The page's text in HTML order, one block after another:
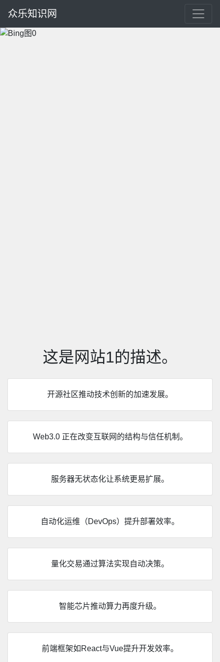
众乐知识网
这是网站1的描述。
开源社区推动技术创新的加速发展。
Web3.0 正在改变互联网的结构与信任机制。
服务器无状态化让系统更易扩展。
自动化运维（DevOps）提升部署效率。
量化交易通过算法实现自动决策。
智能芯片推动算力再度升级。
前端框架如React与Vue提升开发效率。